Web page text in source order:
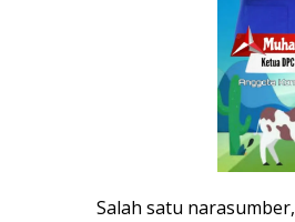
Salah satu narasumber,